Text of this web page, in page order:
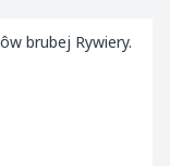
brubej Rywiery.